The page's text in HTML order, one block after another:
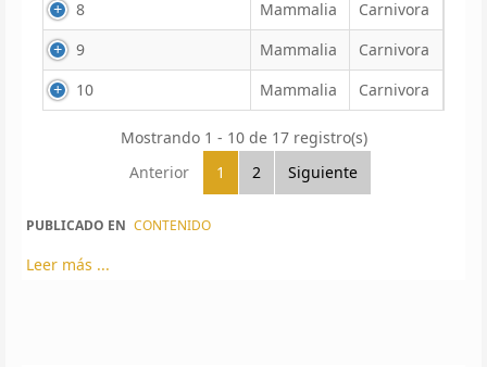
8
Mammalia
Carnivora
9
Mammalia
Carnivora
10
Mammalia Carnivora
Mostrando 1 - 10 de 17 registro(s)
Anterior
1 2 Siguiente
PUBLICADO EN CONTENIDO
Leer más ...